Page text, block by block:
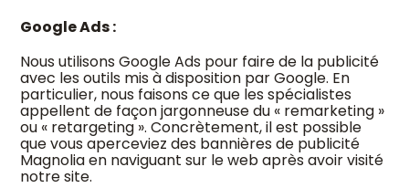
Google Ads :
Nous utilisons Google Ads pour faire de la publicité
avec les outils mis à disposition par Google. En
particulier, nous faisons ce que les spécialistes
appellent de façon jargonneuse du « remarketing »
ou « retargeting ». Concrètement, il est possible
que vous aperceviez des bannières de publicité
Magnolia en naviguant sur le web après avoir visité
notre site.